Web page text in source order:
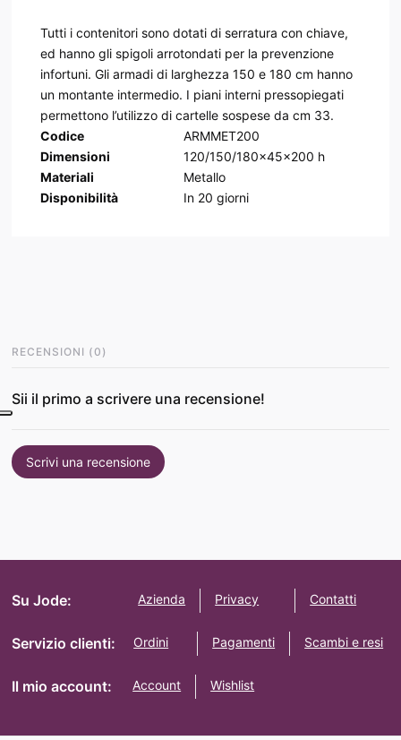
Tutti i contenitori sono dotati di serratura con chiave,
ed hanno gli spigoli arrotondati per la prevenzione
infortuni. Gli armadi di larghezza 150 e 180 cm hanno
un montante intermedio. I piani interni pressopiegati
permettono l’utilizzo di cartelle sospese da cm 33.
Codice
ARMMET200
Dimensioni
120/150/180x45x200 h
Materiali
Metallo
Disponibilità
In 20 giorni
RECENSIONI (0 )
Sii il primo a scrivere una recensione!
Scrivi una recensione
Su Jode: Azienda Privacy Contatti
Servizio clienti: Ordini Pagamenti Scambi e resi
Il mio account: Account Wishlist